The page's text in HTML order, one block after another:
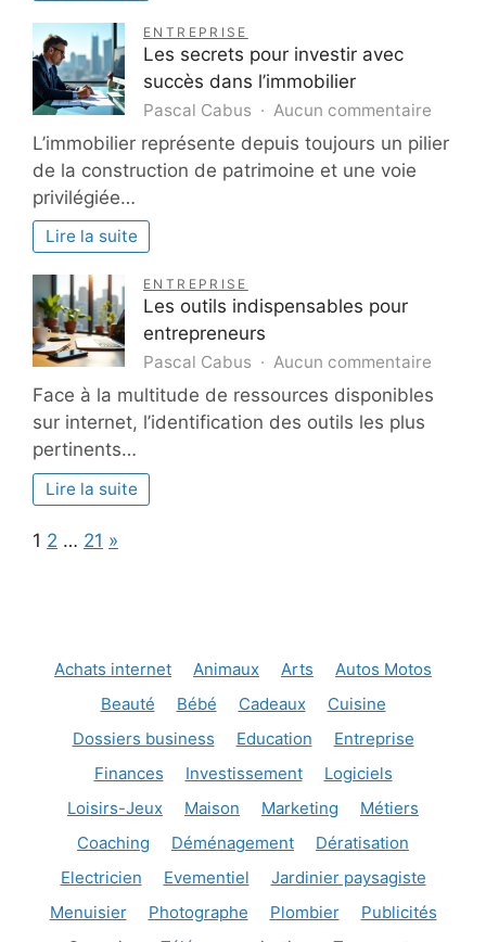
hubs
modernes
ENTREPRISE
Les secrets pour investir avec
succès dans l’immobilier
Pascal Cabus Aucun commentaire
L’immobilier représente depuis toujours un pilier
de la construction de patrimoine et une voie
privilégiée…
Lire la suite
ENTREPRISE
Les outils indispensables pour
entrepreneurs
Pascal Cabus Aucun commentaire
Face à la multitude de ressources disponibles
sur internet, l’identification des outils les plus
pertinents…
Lire la suite
Page:
1 2 … 21 Next
»
Achats internet Animaux Arts
Autos Motos
Beauté
Bébé Cadeaux
Cuisine
Dossiers business
Education
Entreprise
Finances
Investissement
Logiciels
Loisirs-Jeux
Maison Marketing
Métiers
Coaching
Déménagement
Dératisation
Electricien
Evementiel
Jardinier paysagiste
Menuisier
Photographe Plombier
Publicités